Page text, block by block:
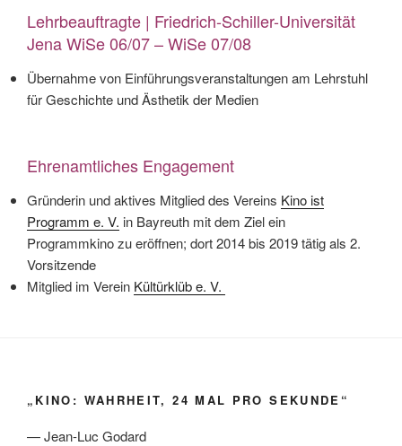
Lehrbeauftragte | Friedrich-Schiller-Universität
Jena WiSe 06/07 – WiSe 07/08
Übernahme von Einführungsveranstaltungen am Lehrstuhl
für Geschichte und Ästhetik der Medien
Ehrenamtliches Engagement
Gründerin und aktives Mitglied des Vereins Kino ist
Programm e. V. in Bayreuth mit dem Ziel ein
Programmkino zu eröffnen; dort 2014 bis 2019 tätig als 2.
Vorsitzende
Mitglied im Verein Kültürklüb e. V.
„KINO: WAHRHEIT, 24 MAL PRO SEKUNDE“
— Jean-Luc Godard